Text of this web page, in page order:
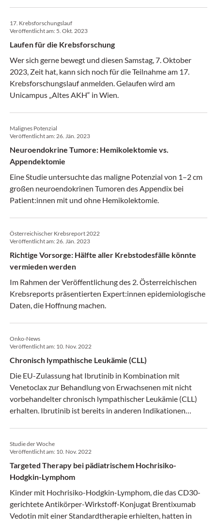
17. Krebsforschungslauf
Veröffentlicht am: 5. Okt. 2023
Laufen für die Krebsforschung
Wer sich gerne bewegt und diesen Samstag, 7. Oktober
2023, Zeit hat, kann sich noch für die Teilnahme am 17.
Krebsforschungslauf anmelden. Gelaufen wird am
Unicampus „Altes AKH“ in Wien.
Malignes Potenzial
Veröffentlicht am:26. Jän. 2023
Neuroendokrine Tumore: Hemikolektomie vs.
Appendektomie
Eine Studie untersuchte das maligne Potenzial von 1–2 cm
großen neuroendokrinen Tumoren des Appendix bei
Patient:innen mit und ohne Hemikolektomie.
Österreichischer Krebsreport 2022
Veröffentlicht am:26. Jän. 2023
Richtige Vorsorge: Hälfte aller Krebstodesfälle könnte
vermieden werden
Im Rahmen der Veröffentlichung des 2. Österreichischen
Krebsreports präsentierten Expert:innen epidemiologische
Daten, die Hoffnung machen.
Onko-News
Veröffentlicht am: 10. Nov. 2022
Chronisch lympathische Leukämie (CLL)
Die EU-Zulassung hat Ibrutinib in Kombination mit
Venetoclax zur Behandlung von Erwachsenen mit nicht
vorbehandelter chronisch lympathischer Leukämie (CLL)
erhalten. Ibrutinib ist bereits in anderen Indikationen
in Kombination mit Rituximab oder Obinutuzumab bei CLL,
als Einzelsubstanz oder in Kombination mit Bendamustin
und Rituximab bei vorbehandelter CLL, sowie als
Einzelsubstanz bei vorbehandeltem Morbus Waldenström
(MW) oder in Erstlinie, wenn eine Chemo-Immuntherapie
nicht in Frage kommt, und in Kombination mit Rituximab
bei MW.
Studie der Woche
Veröffentlicht am: 10. Nov. 2022
Targeted Therapy bei pädiatrischem Hochrisiko-
Hodgkin-Lymphom
Kinder mit Hochrisiko-Hodgkin-Lymphom, die das CD30-
gerichtete Antikörper-Wirkstoff-Konjugat Brentixumab
Vedotin mit einer Standardtherapie erhielten, hatten in